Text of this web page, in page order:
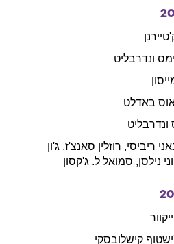
ונדרבליט
באדלט
ונדרבליט
ריביסי, רוזלין סאנצ'ז, ג'ון
נילסן, סמואל ל. ג'קסון
קישלובסקי